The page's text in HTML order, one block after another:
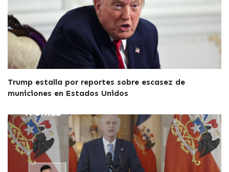
Trump estalla por reportes sobre escasez de
municiones en Estados Unidos